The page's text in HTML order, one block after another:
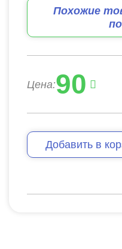
Похожие
Цена:90
Добавить в